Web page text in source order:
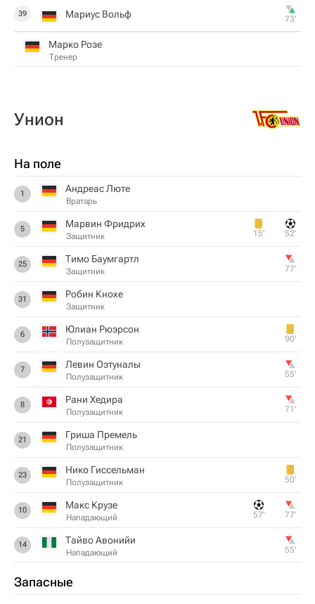
39 Мариус Вольф 73‎’‎
Марко Розе
Тренер
Унион
На поле
1 Андреас Люте
Вратарь
5 Марвин Фридрих
Защитник 15‎’‎ 52‎’‎
25 Тимо Баумгартл
Защитник 77‎’‎
31 Робин Кнохе
Защитник
6 Юлиан Рюэрсон
Полузащитник 90‎’‎
7 Левин Озтуналы
Полузащитник 55‎’‎
8 Рани Хедира
Полузащитник 71‎’‎
21 Гриша Премель
Полузащитник
23 Нико Гиссельман
Полузащитник 50‎’‎
10 Макс Крузе
Нападающий 57‎’‎ 77‎’‎
14 Тайво Авонийи
Нападающий 55‎’‎
Запасные